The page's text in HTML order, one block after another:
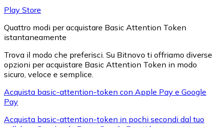
Play Store
Quattro modi per acquistare Basic Attention Token
istantaneamente
Trova il modo che preferisci. Su Bitnovo ti offriamo diverse
opzioni per acquistare Basic Attention Token in modo
sicuro, veloce e semplice.
Acquista basic-attention-token con Apple Pay e Google
Pay
Acquista basic-attention-token in pochi secondi dal tuo